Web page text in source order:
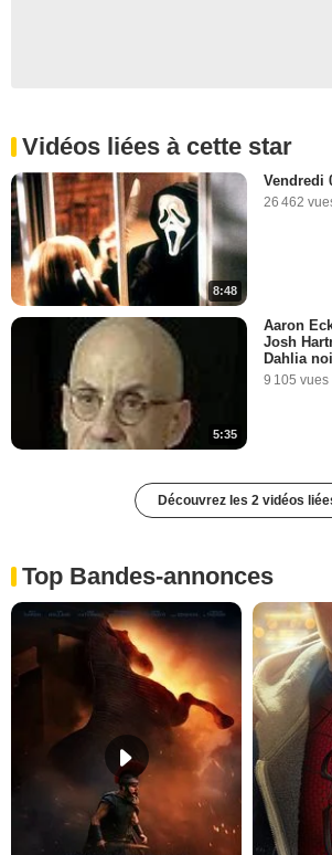
Vidéos liées à cette star
8:48
Vendredi
26 462
5:35
Aaron
Josh
Dahlia
9 105 vues
Découvrez les 2 vidéos
Top Bandes-annonces